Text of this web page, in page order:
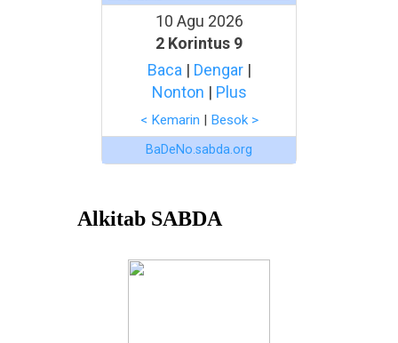
10 Agu 2026
2 Korintus 9
Baca | Dengar|
Nonton | Plus
< Kemarin | Besok >
BaDeNo.sabda.org